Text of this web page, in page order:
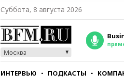
Суббота, 8 августа 2026
Москва
ИНТЕРВЬЮ ПОДКАСТЫ